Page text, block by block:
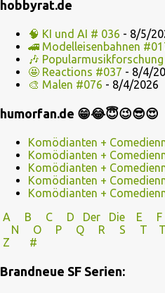
hobbyrat.de
🧠 KI und AI # 036 - 8/5/
🚄 Modelleisenbahnen
🎶
🤩 Reactions #037 - 8/4/
🎨 Malen #076 - 8/4/2026
humorfan.de 😁😂😇😉😎😍
Komödianten +
Komödianten +
Komödianten +
Komödianten +
Komödianten +
A
B C D Der Die E F
N
O P Q R S T
Z
#
Brandneue SF Serien: